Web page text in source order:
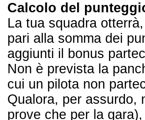
Calcolo del
La tua squadra
pari alla somma dei
aggiunti il bonus
Non è prevista la
cui un pilota non
Qualora, per assurdo,
prove che per la